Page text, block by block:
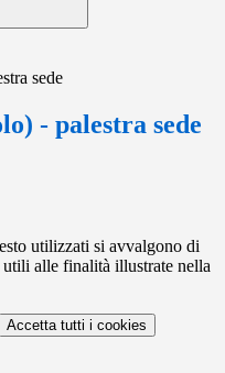
sede
- palestra sede
utilizzati si avvalgono di
alle finalità illustrate nella
Accetta tutti i cookies